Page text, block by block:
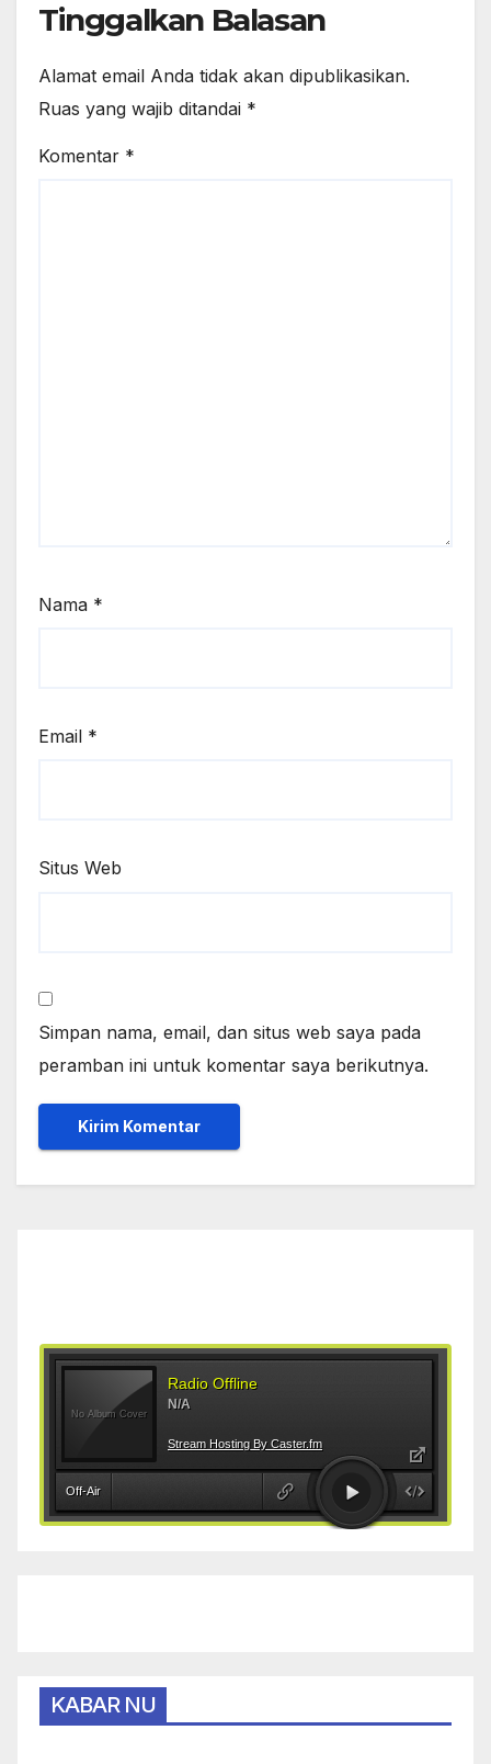
Tinggalkan Balasan
Alamat email Anda tidak akan dipublikasikan.
Ruas yang wajib ditandai *
Komentar *
Nama *
Email *
Situs Web
Simpan nama, email, dan situs web saya pada
peramban ini untuk komentar saya berikutnya.
KABAR NU